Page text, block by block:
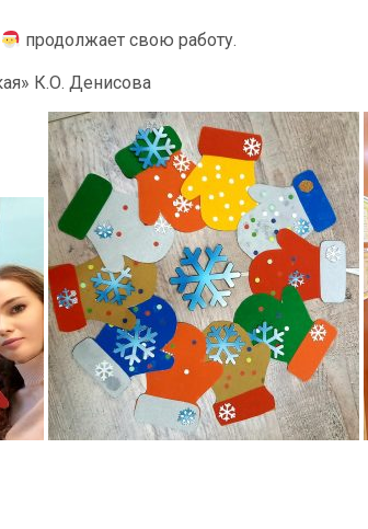
продолжает свою работу.
К.О. Денисова